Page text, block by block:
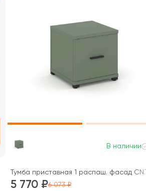
В наличии
Тумба приставная 1 распаш. фасад
5 770
6 073